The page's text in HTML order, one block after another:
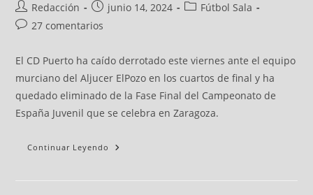
Redacción junio 14, 2024
Fútbol Sala
27 comentarios
El CD Puerto ha caído derrotado este viernes ante el equipo
murciano del Aljucer ElPozo en los cuartos de final y ha
quedado eliminado de la Fase Final del Campeonato de
España Juvenil que se celebra en Zaragoza.
Continuar Leyendo